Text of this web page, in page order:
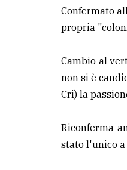
Confermato
propria
Cambio al
non si è
Cri) la
Riconferma
stato l'unico